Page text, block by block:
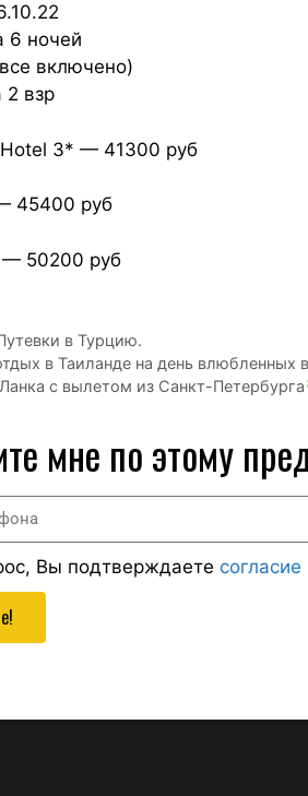
6 ночей
включено)
2 взр
3* — 41300 руб
45400 руб
— 50200 руб
в Турцию.
в Таиланде на день влюбленных
с вылетом из Санкт-Петербурга
мне по этому
Вы подтверждаете